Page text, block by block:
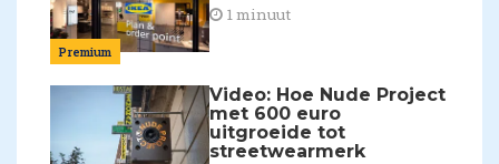
Premium
1 minuut
Video: Hoe Nude Project
met 600 euro
uitgroeide tot
streetwearmerk